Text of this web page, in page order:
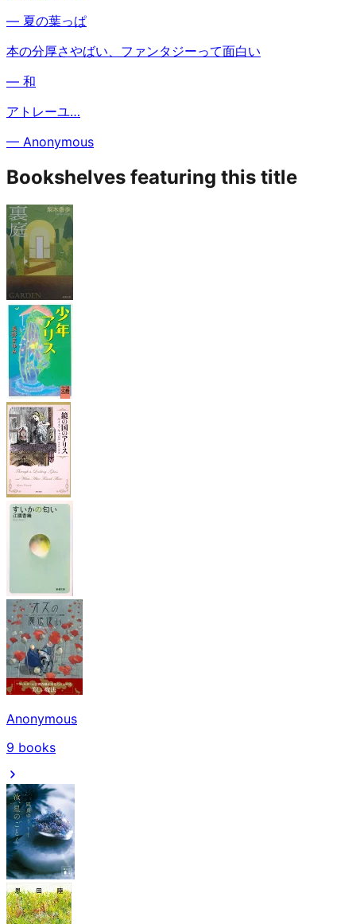
— 夏の葉っぱ
本の分厚さやばい、ファンタジーって面白い
— 和
アトレーユ…
— Anonymous
Bookshelves featuring this title
Anonymous
9 books